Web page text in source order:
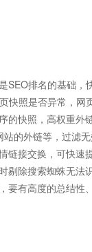
排名的基础，
快照是否异常，网
快照，高权重外
的外链等，过滤
接交换，可快速
除搜索蜘蛛无法
有高度的总结性